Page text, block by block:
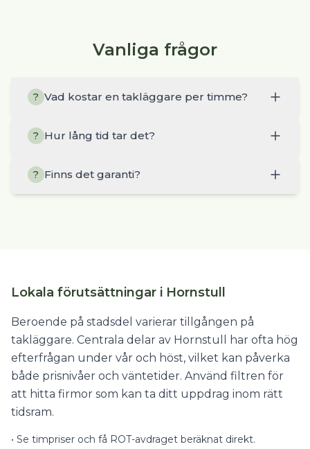
Vanliga frågor
? Vad kostar en takläggare per timme?
? Hur lång tid tar det?
? Finns det garanti?
Lokala förutsättningar i Hornstull
Beroende på stadsdel varierar tillgången på
takläggare. Centrala delar av Hornstull har ofta hög
efterfrågan under vår och höst, vilket kan påverka
både prisnivåer och väntetider. Använd filtren för
att hitta firmor som kan ta ditt uppdrag inom rätt
tidsram.
• Se timpriser och få ROT-avdraget beräknat direkt.